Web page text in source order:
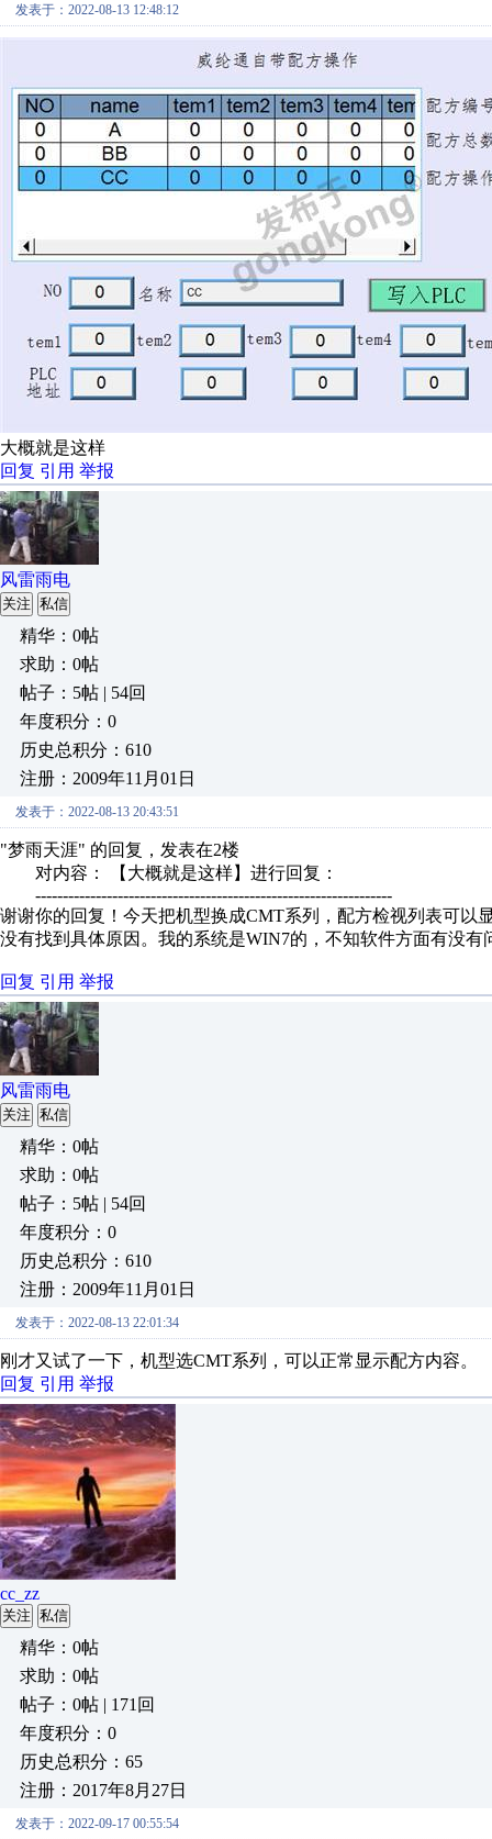
发表于：2022-08-13 12:48:12
大概就是这样
回复 引用 举报
风雷雨电
关注 私信
精华：0帖
求助：0帖
帖子：5帖 | 54回
年度积分：0
历史总积分：610
注册：2009年11月01日
发表于：2022-08-13 20:43:51
"梦雨天涯" 的回复，发表在2楼
对内容： 【大概就是这样】进行回复：
-----------------------------------------------------------------
谢谢你的回复！今天把机型换成CMT系列，配方检视列表可
没有找到具体原因。我的系统是WIN7的，不知软件方面有没有
回复 引用 举报
风雷雨电
关注 私信
精华：0帖
求助：0帖
帖子：5帖 | 54回
年度积分：0
历史总积分：610
注册：2009年11月01日
发表于：2022-08-13 22:01:34
刚才又试了一下，机型选CMT系列，可以正常显示配方内容。
回复 引用 举报
cc_zz
关注 私信
精华：0帖
求助：0帖
帖子：0帖 | 171回
年度积分：0
历史总积分：65
注册：2017年8月27日
发表于：2022-09-17 00:55:54